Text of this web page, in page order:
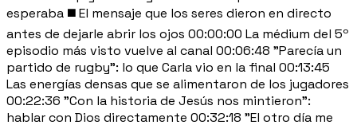
esperaba ◼️ El mensaje que los seres dieron en directo
antes de dejarle abrir los ojos 00:00:00 La médium del 5º
episodio más visto vuelve al canal 00:06:48 "Parecía un
partido de rugby": lo que Carla vio en la final 00:13:45
Las energías densas que se alimentaron de los jugadores
00:22:36 "Con la historia de Jesús nos mintieron":
hablar con Dios directamente 00:32:18 "El otro día me